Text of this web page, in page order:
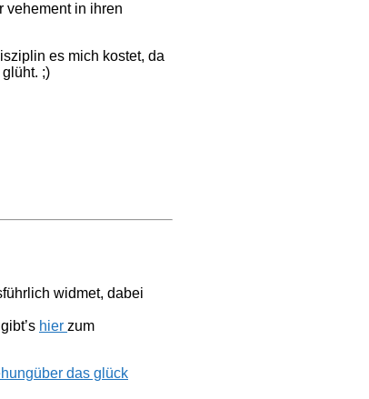
vehement in ihren
es mich kostet, da
;)
widmet, dabei
hier zum
über das glück